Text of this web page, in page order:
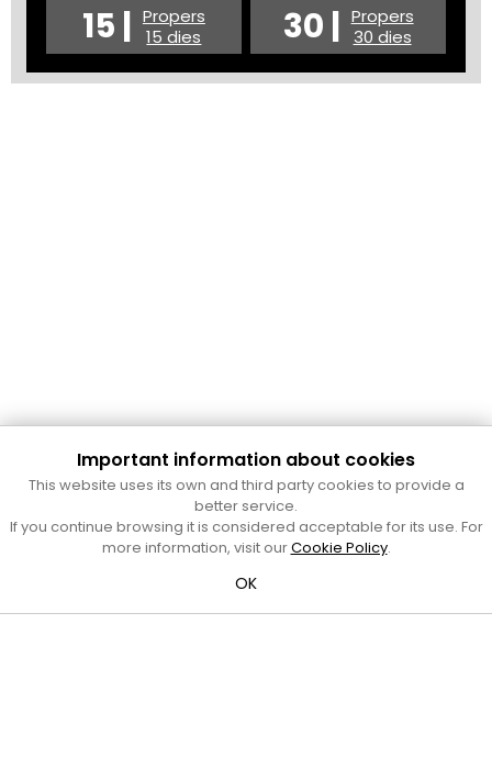
15 | Propers
15 dies
30 | Propers
30 dies
Cultura Mataró
Ajuntament de Mataró
C. de Sant Josep, 9 (Mataró, 08302)
Horari d'obertura: dilluns, dimecres i divendres de 10 a 13 h.
al telèfon al 93 758 23 61
Bústia ciutadana
Important information about cookies
This website uses its own and third party cookies to provide a
better service.
If you continue browsing it is considered acceptable for its use. For
more information, visit ourCookie Policy.
OK